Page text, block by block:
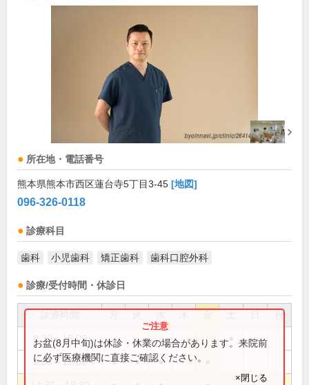
所在地・電話番号
熊本県熊本市西区蓮台寺5丁目3-45 [地図]
096-326-0118
診療科目
歯科 小児歯科 矯正歯科 歯科口腔外科
診療/受付時間・休診日
祝
8:30～16:00
9:00～12:30 ● ● ●
お盆(8月中旬)は休診・休業の場合があります。来院前
に必ず医療機関に直接ご確認ください。
×閉じる